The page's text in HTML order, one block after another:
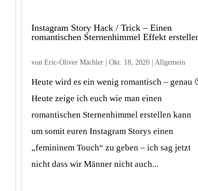
Instagram Story Hack / Trick – Einen
romantischen Sternenhimmel Effekt
von Eric-Oliver Mächler| Okt. 18, 2020| Allgemein
Heute wird es ein wenig romantisch – genau
Heute zeige ich euch wie man einen
romantischen Sternenhimmel erstellen kann
um somit euren Instagram Storys einen
„femininem Touch“ zu geben – ich sag jetzt
nicht dass wir Männer nicht auch...